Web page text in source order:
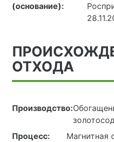
(основание):
ОТХОДА
Производство:
Процесс:
Магнитная